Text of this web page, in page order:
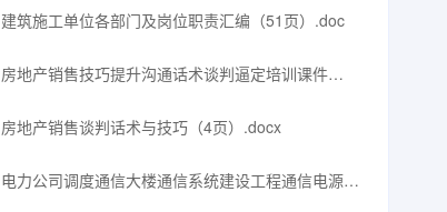
建筑施工单位各部门及岗位职责汇编（51页）.doc
房地产销售技巧提升沟通话术谈判逼定培训课件
（144页）.ppt
房地产销售谈判话术与技巧（4页）.docx
电力公司调度通信大楼通信系统建设工程通信电源施